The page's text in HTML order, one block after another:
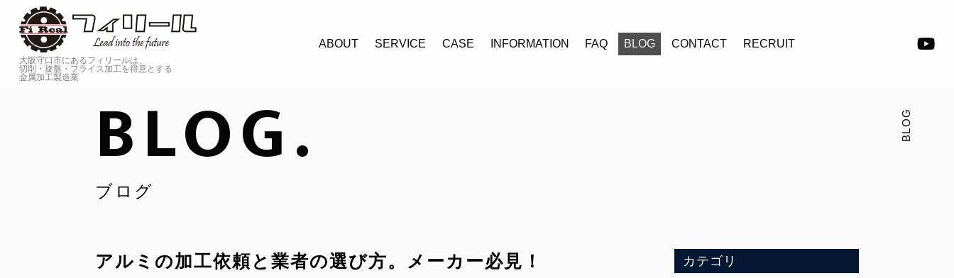
大阪守口市にあるフィリールは、
切削・旋盤・フライス加工を得意とする
金属加工製造業
ABOUT SERVICE CASE INFORMATION FAQ BLOG CONTACT RECRUIT
BLOG
BLOG.
ブログ
BLOG
アルミの加工依頼と業者の選び方。メーカー必見！ カテゴリ